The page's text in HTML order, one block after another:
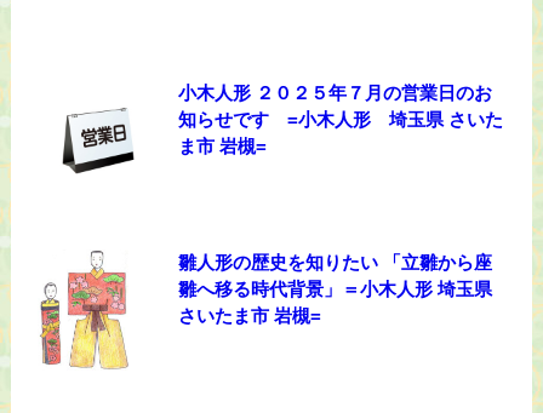
小木人形 ２０２５年７月の営業日のお
知らせです =小木人形 埼玉県 さいた
ま市 岩槻=
雛人形の歴史を知りたい 「立雛から座
雛へ移る時代背景」＝小木人形 埼玉県
さいたま市 岩槻=